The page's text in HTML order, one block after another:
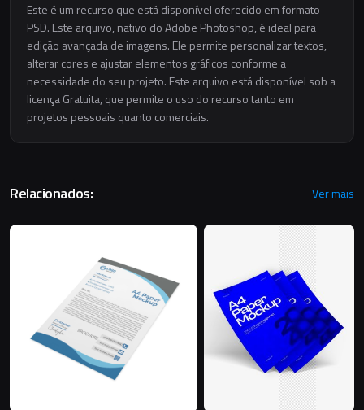
Este é um recurso que está disponível oferecido em formato
PSD. Este arquivo, nativo do Adobe Photoshop, é ideal para
edição avançada de imagens. Ele permite personalizar textos,
alterar cores e ajustar elementos gráficos conforme a
necessidade do seu projeto. Este arquivo está disponível sob a
licença Gratuita, que permite o uso do recurso tanto em
projetos pessoais quanto comerciais.
Relacionados: Ver mais